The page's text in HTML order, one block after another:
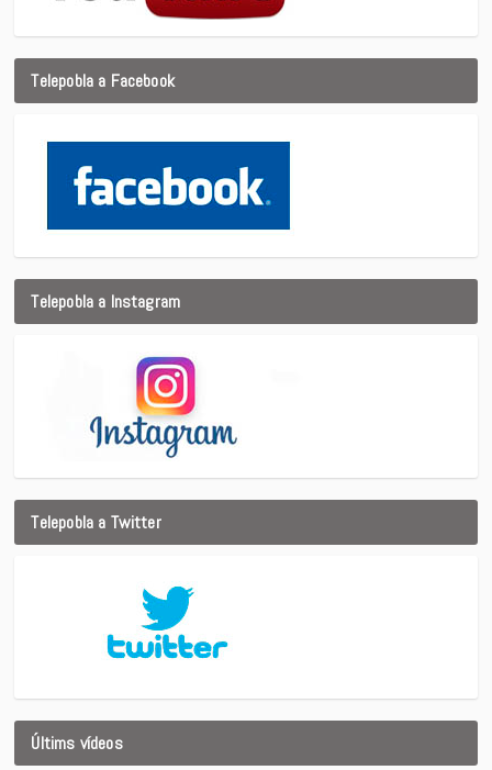
Telepobla a Facebook
Telepobla a Instagram
Telepobla a Twitter
Últims vídeos